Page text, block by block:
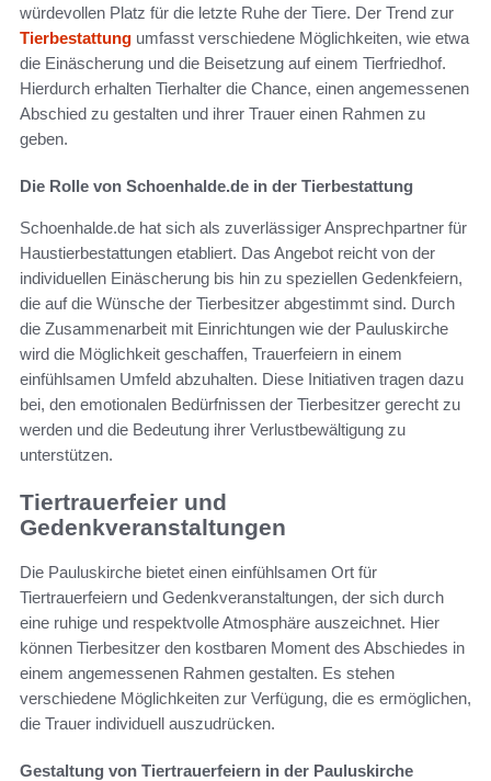
würdevollen Platz für die letzte Ruhe der Tiere. Der Trend zur
Tierbestattung umfasst verschiedene Möglichkeiten, wie etwa
die Einäscherung und die Beisetzung auf einem Tierfriedhof.
Hierdurch erhalten Tierhalter die Chance, einen angemessenen
Abschied zu gestalten und ihrer Trauer einen Rahmen zu
geben.
Die Rolle von Schoenhalde.de in der Tierbestattung
Schoenhalde.de hat sich als zuverlässiger Ansprechpartner für
Haustierbestattungen etabliert. Das Angebot reicht von der
individuellen Einäscherung bis hin zu speziellen Gedenkfeiern,
die auf die Wünsche der Tierbesitzer abgestimmt sind. Durch
die Zusammenarbeit mit Einrichtungen wie der Pauluskirche
wird die Möglichkeit geschaffen, Trauerfeiern in einem
einfühlsamen Umfeld abzuhalten. Diese Initiativen tragen dazu
bei, den emotionalen Bedürfnissen der Tierbesitzer gerecht zu
werden und die Bedeutung ihrer Verlustbewältigung zu
unterstützen.
Tiertrauerfeier und
Gedenkveranstaltungen
Die Pauluskirche bietet einen einfühlsamen Ort für
Tiertrauerfeiern und Gedenkveranstaltungen, der sich durch
eine ruhige und respektvolle Atmosphäre auszeichnet. Hier
können Tierbesitzer den kostbaren Moment des Abschiedes in
einem angemessenen Rahmen gestalten. Es stehen
verschiedene Möglichkeiten zur Verfügung, die es ermöglichen,
die Trauer individuell auszudrücken.
Gestaltung von Tiertrauerfeiern in der Pauluskirche